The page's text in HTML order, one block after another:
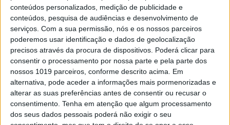
conteúdos personalizados, medição de publicidade e
conteúdos, pesquisa de audiências e desenvolvimento de
serviços. Com a sua permissão, nós e os nossos parceiros
poderemos usar identificação e dados de geolocalização
precisos através da procura de dispositivos. Poderá clicar para
consentir o processamento por nossa parte e pela parte dos
nossos 1019 parceiros, conforme descrito acima. Em
alternativa, pode aceder a informações mais pormenorizadas e
alterar as suas preferências antes de consentir ou recusar o
consentimento. Tenha em atenção que algum processamento
dos seus dados pessoais poderá não exigir o seu
artística que cobre, e pela desigualdade que
inevitavelmente surge. Mas é também um
testemunho notável de potencial, a trabalhar e
descobrir.